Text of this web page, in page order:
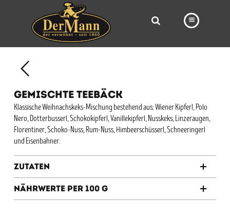
BÄCKEREI
BROTWAY
KARRIERE
GEMISCHTE TEEBÄCK
Klassische Weihnachskeks-Mischung bestehend aus: Wiener Kipferl, Polo
Nero, Dotterbusserl, Schokokipferl, Vanillekipferl, Nusskeks, Linzeraugen,
Florentiner, Schoko-Nuss, Rum-Nuss, Himbeerschüsserl, Schneeringerl
und Eisenbahner.
Zutaten
Nährwerte per 100 g